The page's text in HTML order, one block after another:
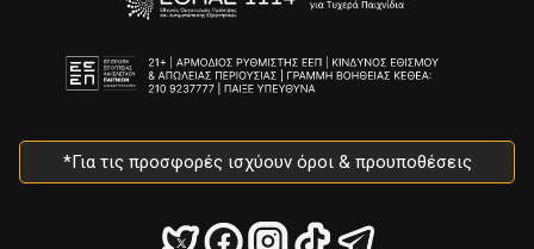
*Για τις προσφορές ισχύουν όροι & προυποθέσεις